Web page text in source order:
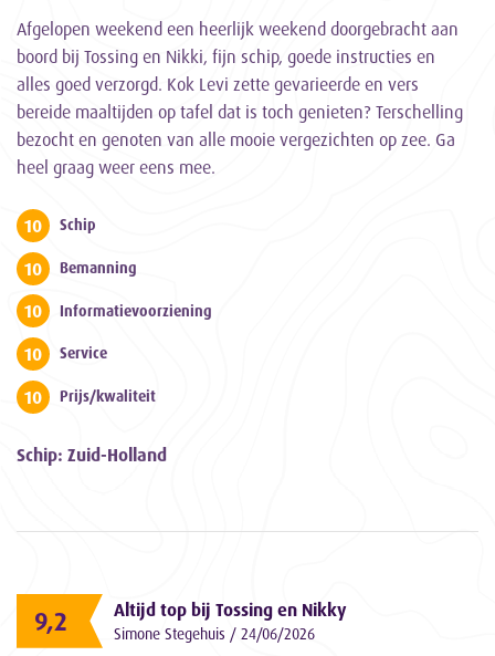
Afgelopen weekend een heerlijk weekend doorgebracht aan
boord bij Tossing en Nikki, fijn schip, goede instructies en
alles goed verzorgd. Kok Levi zette gevarieerde en vers
bereide maaltijden op tafel dat is toch genieten? Terschelling
bezocht en genoten van alle mooie vergezichten op zee. Ga
heel graag weer eens mee.
10 Schip
10 Bemanning
10 Informatievoorziening
10 Service
10 Prijs/kwaliteit
Schip: Zuid-Holland
9,2 Altijd top bij Tossing en Nikky
Simone Stegehuis / 24/06/2026